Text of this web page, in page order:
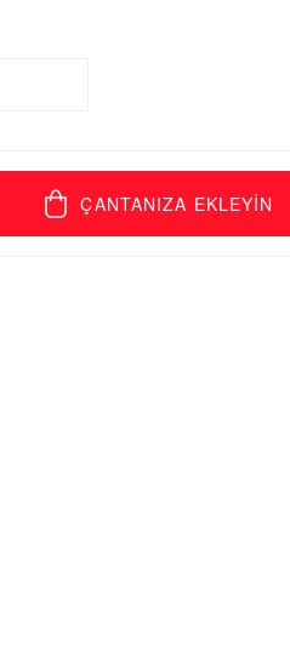
ÇANTANIZA EKLEYİN